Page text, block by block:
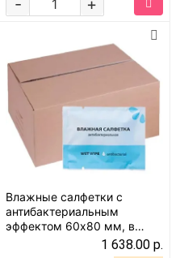
+
-
Влажные салфетки с
антибактериальным
эффектом 60х80 мм, в
индивидуальной упаковке,
1 638.00 р.